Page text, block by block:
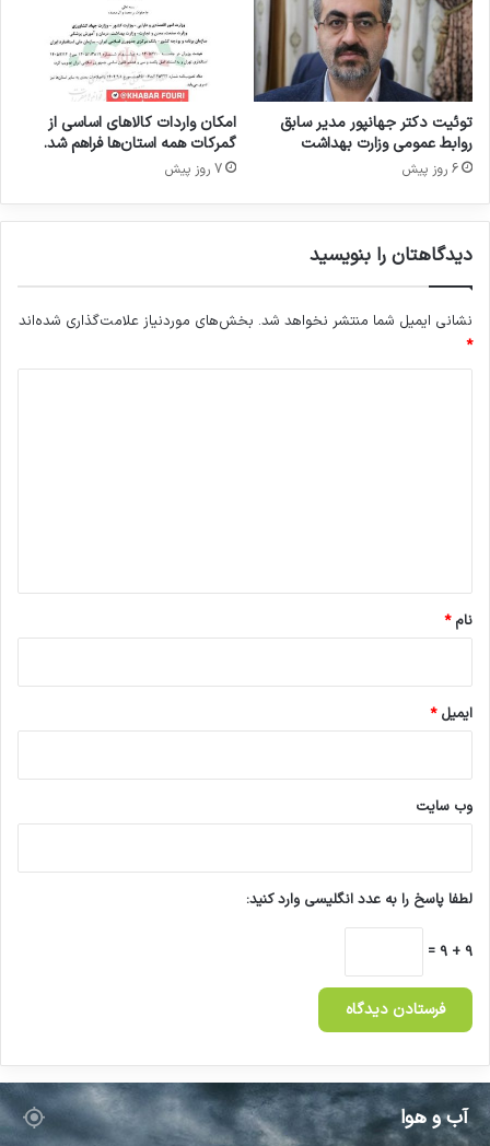
د
ب
ه
د
ر
م
ا
ب
ش
توئیت دکتر جهانپور مدیر سابق
روابط عمومی وزارت بهداشت
6 روز پیش
امکان واردات کالاهای اساسی از
گمرکات همه استان‌ها فراهم شد.
7 روز پیش
دیدگاهتان را بنویسید
نشانی ایمیل شما منتشر نخواهد شد. بخش‌های موردنیاز علامت‌گذاری شده‌اند
*
نام*
ایمیل*
وب‌ سایت
لطفا پاسخ را به عدد انگلیسی وارد کنید:
9 + 9 =
آب و هوا